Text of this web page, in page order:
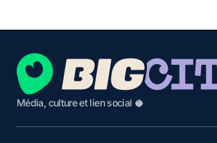
Média, culture et lien social 🥥